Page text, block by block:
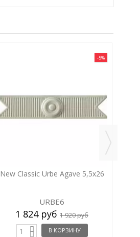
-5%
New Classic Urbe Agave 5,5x26
URBE6
1 824 руб 1 920 руб
В КОРЗИНУ